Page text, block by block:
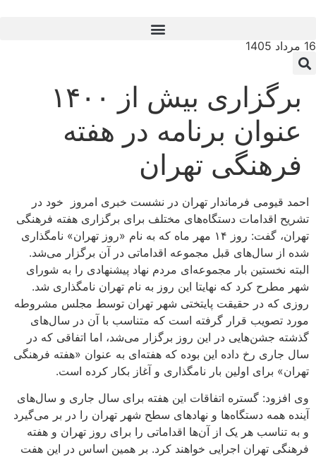
16 مرداد 1405
برگزاری بیش از ۱۴۰۰
عنوان برنامه در هفته
فرهنگی تهران
احمد قیومی فرماندار تهران در نشست خبری امروز خود در
تشریح اقدامات دستگاه‌های مختلف برای برگزاری هفته فرهنگی
تهران، گفت: روز ۱۴ مهر ماه که به نام «روز تهران» نامگذاری
شده از سال‌های قبل مجموعه اقداماتی در آن برگزار می‌شد.
البته نخستین بار مجموعه‌ای مردم نهاد پیشنهادی را به شورای
شهر مطرح کرد که نهایتا این روز به نام تهران نامگذاری شد.
روزی که در حقیقت پایتختی شهر تهران توسط مجلس مشروطه
مورد تصویب قرار گرفته است که متناسب با آن در سال‌های
گذشته جشن‌هایی در این روز برگزار می‌شد، اما اتفاقی که در
سال جاری رخ داده این بوده که هفته‌ای به عنوان «هفته فرهنگی
تهران» برای اولین بار نامگذاری و آغاز بکار کرده است.
وی افزود: گستره اتفاقات این هفته برای سال جاری و سال‌های
آینده همه دستگاه‌ها و نهاد‌های سطح شهر تهران را در بر می‌گیرد
و به تناسب هر یک از آن‌ها اقداماتی را برای روز تهران و هفته
فرهنگی تهران اجرایی خواهند کرد. بر همین اساس در این هفت